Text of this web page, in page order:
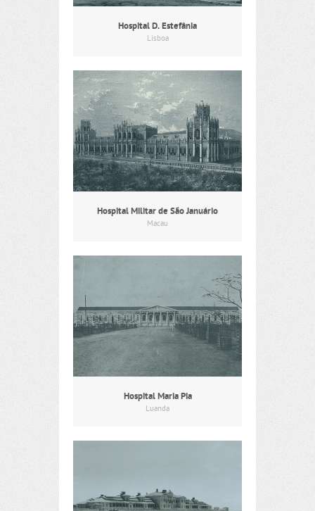
Hospital D. Estefânia
Lisboa
Hospital Militar de São Januário
Macau
Hospital Maria Pia
Luanda